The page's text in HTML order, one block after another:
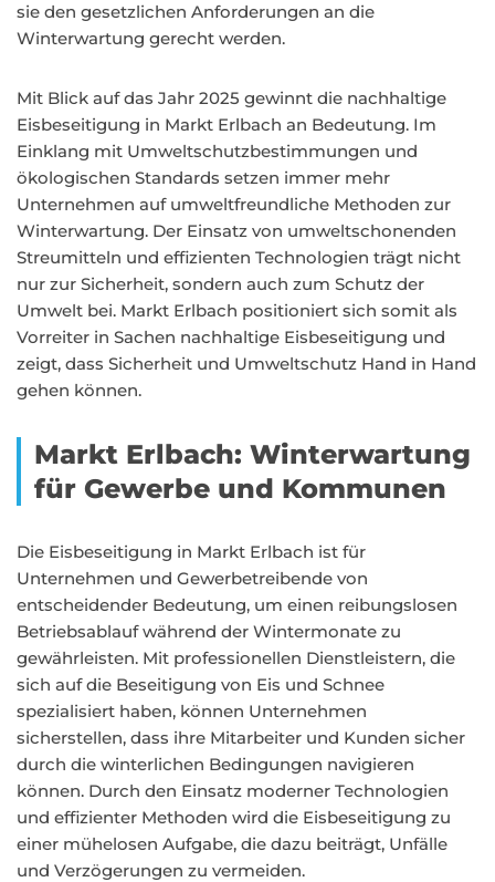
sie den gesetzlichen Anforderungen an die
Winterwartung gerecht werden.
Mit Blick auf das Jahr 2025 gewinnt die nachhaltige
Eisbeseitigung in Markt Erlbach an Bedeutung. Im
Einklang mit Umweltschutzbestimmungen und
ökologischen Standards setzen immer mehr
Unternehmen auf umweltfreundliche Methoden zur
Winterwartung. Der Einsatz von umweltschonenden
Streumitteln und effizienten Technologien trägt nicht
nur zur Sicherheit, sondern auch zum Schutz der
Umwelt bei. Markt Erlbach positioniert sich somit als
Vorreiter in Sachen nachhaltige Eisbeseitigung und
zeigt, dass Sicherheit und Umweltschutz Hand in Hand
gehen können.
Markt Erlbach: Winterwartung
für Gewerbe und Kommunen
Die Eisbeseitigung in Markt Erlbach ist für
Unternehmen und Gewerbetreibende von
entscheidender Bedeutung, um einen reibungslosen
Betriebsablauf während der Wintermonate zu
gewährleisten. Mit professionellen Dienstleistern, die
sich auf die Beseitigung von Eis und Schnee
spezialisiert haben, können Unternehmen
sicherstellen, dass ihre Mitarbeiter und Kunden sicher
durch die winterlichen Bedingungen navigieren
können. Durch den Einsatz moderner Technologien
und effizienter Methoden wird die Eisbeseitigung zu
einer mühelosen Aufgabe, die dazu beiträgt, Unfälle
und Verzögerungen zu vermeiden.